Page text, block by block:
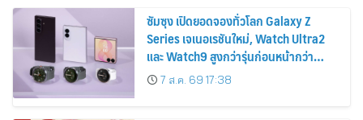
ซัมซุง เปิดยอดจองทั่วโลก Galaxy Z
Series เจเนอเรชันใหม่, Watch Ultra2
และ Watch9 สูงกว่ารุ่นก่อนหน้ากว่า
30%7 ส.ค. 69 17:38